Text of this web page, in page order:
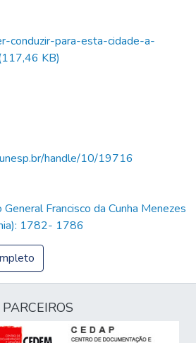
conduzir-para-esta-cidade-a-
KB)
handle/10/19716
Francisco da Cunha Menezes
1782- 1786
PARCEIROS